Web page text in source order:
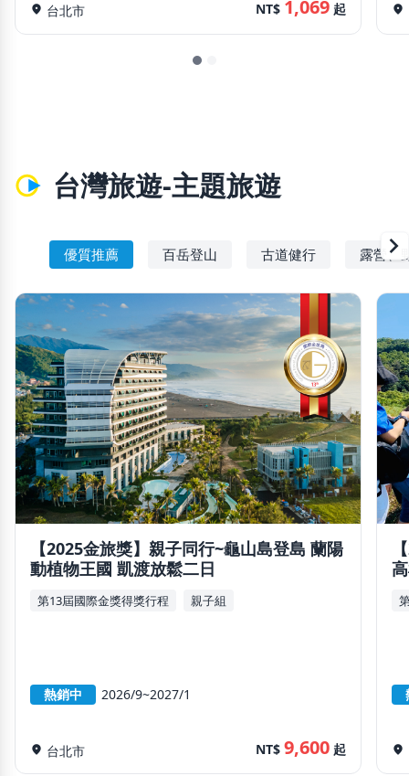
location_on 台北市 NT$ 1,069 起 location_on
台灣旅遊-主題旅遊
優質推薦 百岳登山 古道健行 露營、
chevron_right
【2025金旅獎】親子同行~龜山島登島 蘭陽
動植物王國 凱渡放鬆二日
第13屆國際金獎得獎行程 親子組
熱銷中 2026/9~2027/1
location_on 台北市 NT$ 9,600 起 location_on